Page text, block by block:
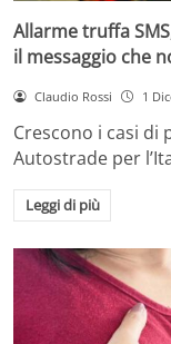
Allarme truffa
il messaggio che
Claudio Rossi 1
Crescono i casi di
Autostrade per
Leggi di più